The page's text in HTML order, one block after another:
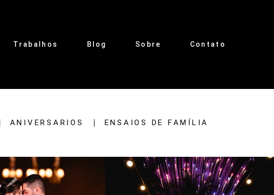
Trabalhos Blog Sobre Contato
ANIVERSARIOS ENSAIOS DE FAMÍLIA